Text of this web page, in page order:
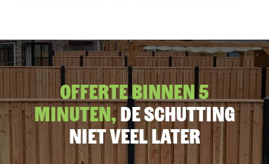
Offerte binnen 5
minuten,De schutting
niet veel later